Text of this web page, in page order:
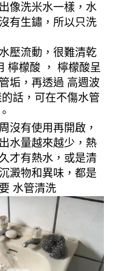
像洗米水一樣，水
有生鏽，所以只洗
壓流動，很難清乾
檸檬酸 ， 檸檬酸呈
垢，再透過 高週波
話，可在不傷水管
沒有使用再開啟，
水量越來越少，熱
才有熱水，或是清
澱物和異味，都是
水管清洗